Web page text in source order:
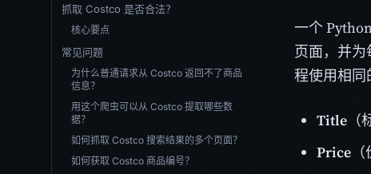
抓取 Costco 是否合法？
核心要点
常见问题
为什么普通请求从 Costco 返回不了商品
信息？
用这个爬虫可以从 Costco 提取哪些数
据？
如何抓取 Costco 搜索结果的多个页面？
如何获取 Costco 商品编号？
一个
页面，并
程使用相同
Title
Price